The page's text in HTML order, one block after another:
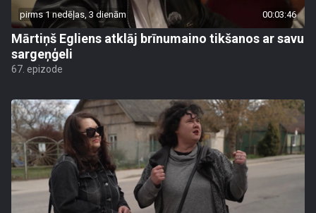
pirms 1 nedēļas, 3 dienām 00:03:46
Mārtiņš Egliens atklāj brīnumaino tikšanos ar savu
sargeņģeli
67. epizode